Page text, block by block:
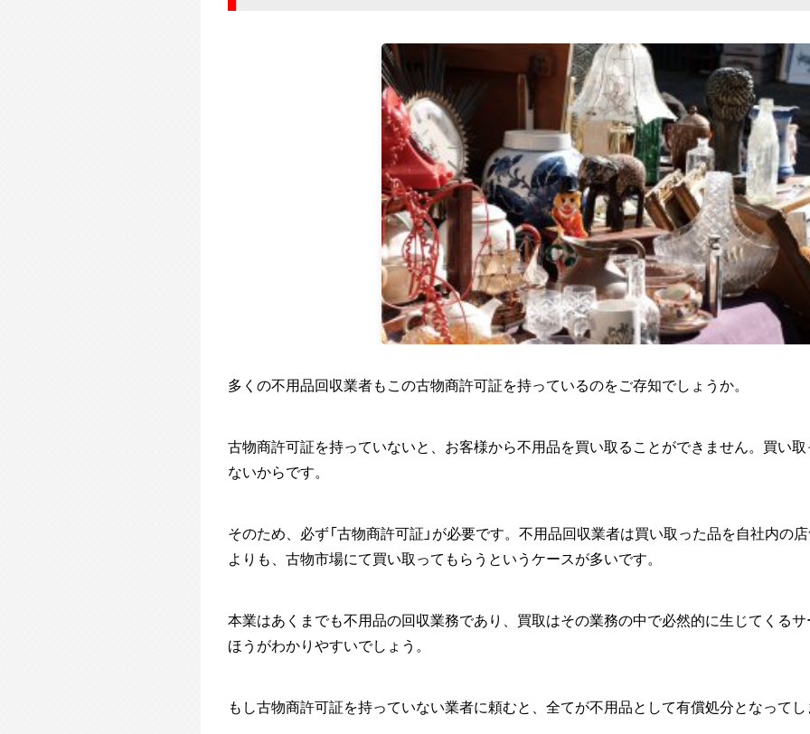
多くの不用品回収業者もこの古物商許可証を持っているのをご存知でしょうか。
古物商許可証を持っていないと、お客様から不用品を買い取ることができません。 買い
ないからです。
そのため、必ず「古物商許可証」が必要です。不用品回収業者は買い取った品を自社内の
よりも、古物市場にて買い取ってもらうというケースが多いです。
本業はあくまでも不用品の回収業務であり、買取はその業務の中で必然的に生じてくる
ほうがわかりやすいでしょう。
もし古物商許可証を持っていない業者に頼むと、全てが不用品として有償処分となって